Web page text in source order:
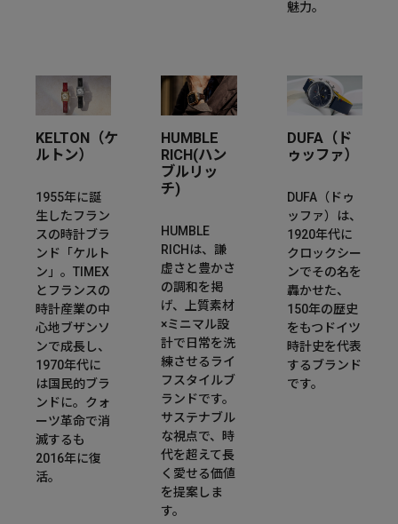
魅力。
KELTON（ケ
ルトン）
1955年に誕
生したフラン
スの時計ブラ
ンド「ケルト
ン」。TIMEX
とフランスの
時計産業の中
心地ブザンソ
ンで成長し、
1970年代に
は国民的ブラ
ンドに。クォ
ーツ革命で消
滅するも
2016年に復
活。
HUMBLE
RICH(ハン
ブルリッ
チ)
HUMBLE
RICHは、謙
虚さと豊かさ
の調和を掲
げ、上質素材
×ミニマル設
計で日常を洗
練させるライ
フスタイルブ
ランドです。
サステナブル
な視点で、時
代を超えて長
く愛せる価値
を提案しま
す。
DUFA（ド
ゥッファ）
DUFA（ドゥ
ッファ）は、
1920年代に
クロックシー
ンでその名を
轟かせた、
150年の歴史
をもつドイツ
時計史を代表
するブランド
です。